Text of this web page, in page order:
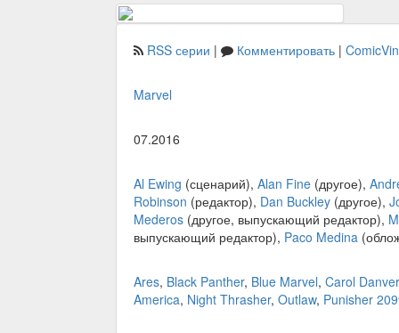
RSS серии | Комментировать |
Marvel
07.2016
Al Ewing (сценарий), Alan Fine (другое),
Robinson (редактор), Dan Buckley (другое),
Mederos (другое, выпускающий редактор),
выпускающий редактор), Paco Medina
Ares, Black Panther, Blue Marvel, Carol
America, Night Thrasher, Outlaw, Punisher